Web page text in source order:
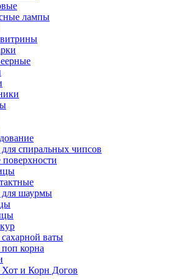
лампы
спиральных чипсов
шаурмы
ваты
корна
и Корн Догов